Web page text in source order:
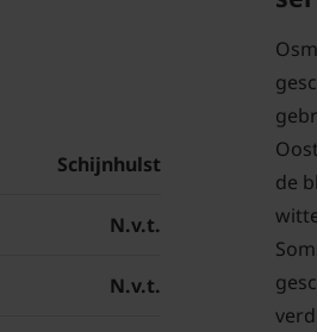
Schijnhulst
N.v.t.
N.v.t.
de